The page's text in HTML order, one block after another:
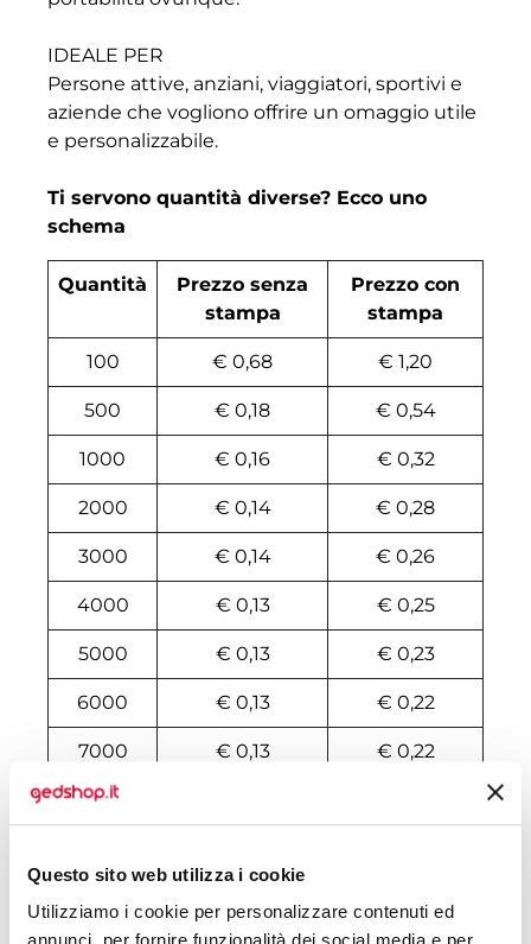
Questo sito web utilizza i cookie
Utilizziamo i cookie per personalizzare contenuti ed
IDEALE PER
Persone attive, anziani, viaggiatori, sportivi e
aziende che vogliono offrire un omaggio utile
e personalizzabile.
Ti servono quantità diverse? Ecco uno
schema
Quantità
Prezzo senza
stampa
Prezzo con
stampa
100 € 0,68 € 1,20
500 € 0,18 € 0,54
1000 € 0,16 € 0,32
2000 € 0,14 € 0,28
3000 € 0,14 € 0,26
4000 € 0,13 € 0,25
5000 € 0,13 € 0,23
6000 € 0,13 € 0,22
7000 € 0,13 € 0,22
8000
Tecniche di stampa